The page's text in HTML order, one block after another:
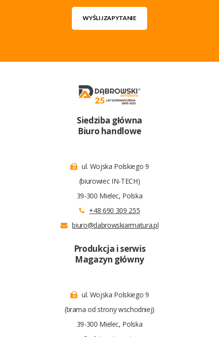
WYŚLIJ ZAPYTANIE
Siedziba główna
Biuro handlowe
ul. Wojska Polskiego 9
(biurowiec IN-TECH)
39-300 Mielec, Polska
+48 690 309 255
biuro@dabrowskiarmatura.pl
Produkcja i serwis
Magazyn główny
ul. Wojska Polskiego 9
(brama od strony wschodniej)
39-300 Mielec, Polska